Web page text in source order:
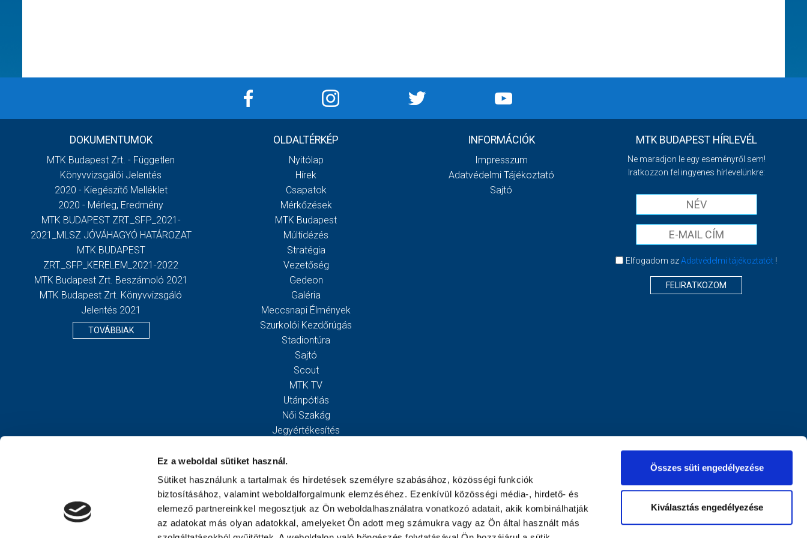
Ez a weboldal sütiket használ.
Sütiket használunk a tartalmak és hirdetések személyre szabásához, közösségi funkciók
biztosításához, valamint weboldalforgalmunk elemzéséhez. Ezenkívül közösségi média-, hirdető- és
elemező partnereinkkel megosztjuk az Ön weboldalhasználatra vonatkozó adatait, akik kombinálhatják
az adatokat más olyan adatokkal, amelyeket Ön adott meg számukra vagy az Ön által használt más
Összes süti engedélyezése
Kiválasztás engedélyezése
DOKUMENTUMOK
MTK Budapest Zrt. - Független
Könyvvizsgálói Jelentés
2020 - Kiegészítő Melléklet
2020 - Mérleg, Eredmény
MTK BUDAPEST ZRT._SFP_2021-
2021_MLSZ JÓVÁHAGYÓ HATÁROZAT
MTK BUDAPEST
ZRT._SFP_KERELEM_2021-2022
MTK Budapest Zrt. Beszámoló 2021
MTK Budapest Zrt. Könyvvizsgáló
Jelentés 2021
TOVÁBBIAK
OLDALTÉRKÉP
Nyitólap
Hírek
Csapatok
Mérkőzések
MTK Budapest
Múltidézés
Stratégia
Vezetőség
Gedeon
Galéria
Meccsnapi Élmények
Szurkolói Kezdőrúgás
Stadiontúra
Sajtó
Scout
MTK TV
Utánpótlás
Női Szakág
Jegyértékesítés
Egyesület
Kapcsolat
INFORMÁCIÓK
Impresszum
Adatvédelmi Tájékoztató
Sajtó
MTK BUDAPEST HÍRLEVÉL
Ne maradjon le egy eseményről sem!
Iratkozzon fel ingyenes hírlevelünkre:
Elfogadom azAdatvédelmi tájékoztatót !
FELIRATKOZOM